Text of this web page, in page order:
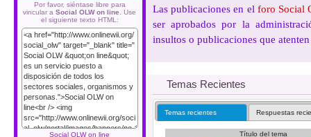
Por favor, siéntase libre para
vincular aSocial OLW on line
. Use
el siguiente texto HTML:
Social OLW on line
Las publicaciones en el foro Social
ser aprobados por la
insultos o publicaciones que
Temas Recientes
Temas recientes Respuestas
Título del tema